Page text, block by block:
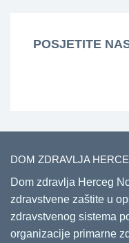
POSJETITE
DOM ZDRAVLJA
Dom zdravlja Herceg
zdravstvene zaštite u
zdravstvenog sistema
organizacije primarne